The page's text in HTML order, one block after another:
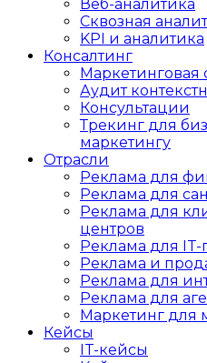
Веб-аналитика
Сквозная
KPI и аналитика
Консалтинг
Маркетинговая
Аудит
Консультации
Трекинг для
маркетингу
Отрасли
Реклама для
Реклама для
Реклама для
центров
Реклама для IT-
Реклама и
Реклама для
Реклама для
Маркетинг для
Кейсы
IT-кейсы